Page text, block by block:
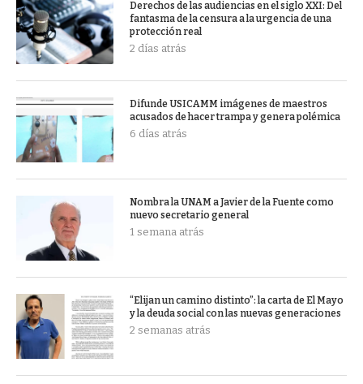
Derechos de las audiencias en el siglo XXI: Del
fantasma de la censura a la urgencia de una
protección real
2 días atrás
Difunde USICAMM imágenes de maestros
acusados de hacer trampa y genera polémica
6 días atrás
Nombra la UNAM a Javier de la Fuente como
nuevo secretario general
1 semana atrás
“Elijan un camino distinto”: la carta de El Mayo
y la deuda social con las nuevas generaciones
2 semanas atrás